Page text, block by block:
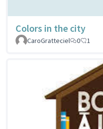
Colors in the city
CaroGratteciel
0 1